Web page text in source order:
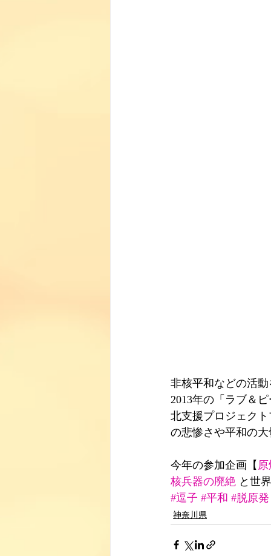
非核平和などの活
2013年の「ラブ＆
北支援プロジェク
の悲惨さや平和の
今年の参加企画【
核兵器の廃絶 と世
#逗子 #平和 #脱原発
神奈川県